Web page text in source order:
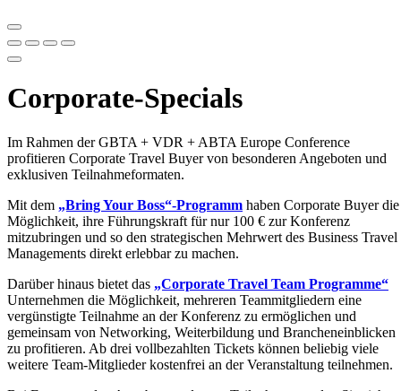
Corporate-Specials
Im Rahmen der GBTA + VDR + ABTA Europe Conference
profitieren Corporate Travel Buyer von besonderen Angeboten und
exklusiven Teilnahmeformaten.
Mit dem „Bring Your Boss“-Programm haben Corporate Buyer die
Möglichkeit, ihre Führungskraft für nur 100 € zur Konferenz
mitzubringen und so den strategischen Mehrwert des Business Travel
Managements direkt erlebbar zu machen.
Darüber hinaus bietet das „Corporate Travel Team Programme“
Unternehmen die Möglichkeit, mehreren Teammitgliedern eine
vergünstigte Teilnahme an der Konferenz zu ermöglichen und
gemeinsam von Networking, Weiterbildung und Brancheneinblicken
zu profitieren. Ab drei vollbezahlten Tickets können beliebig viele
weitere Team-Mitglieder kostenfrei an der Veranstaltung teilnehmen.